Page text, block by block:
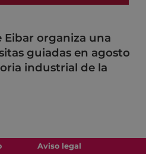
organiza una
guiadas en agosto
industrial de la
Aviso legal